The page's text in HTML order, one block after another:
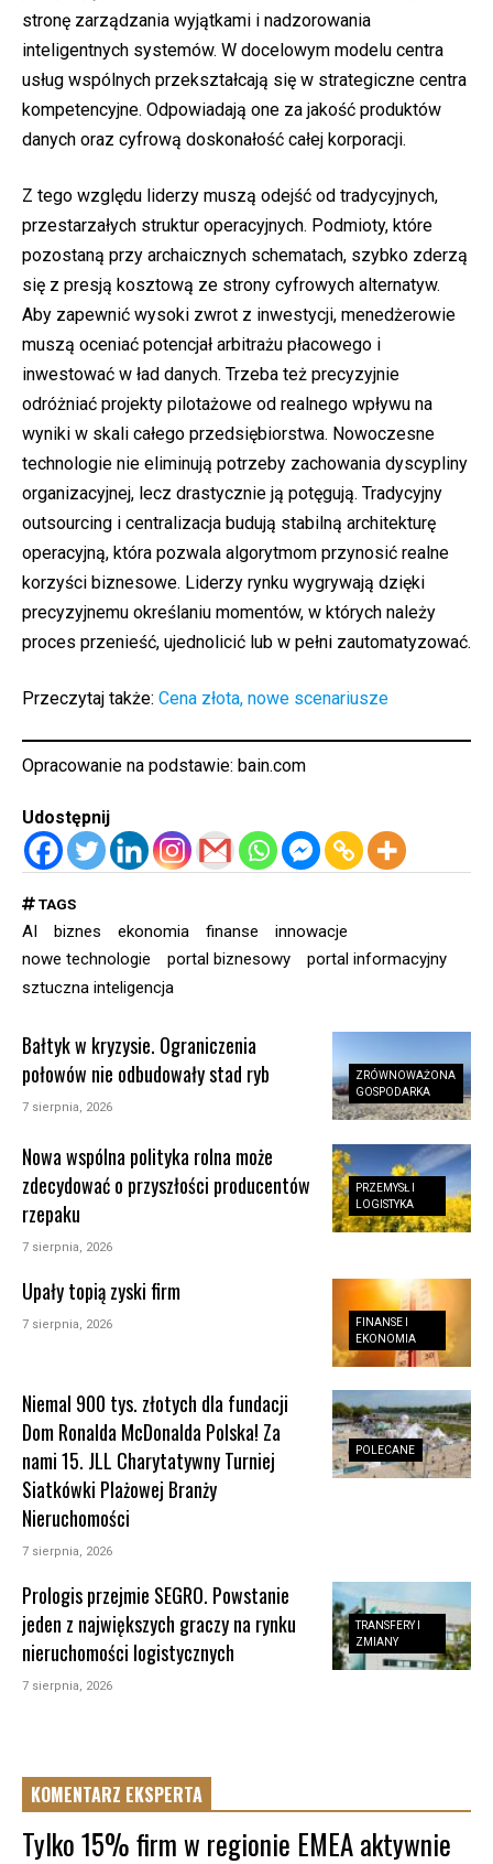
stronę zarządzania wyjątkami i nadzorowania
inteligentnych systemów. W docelowym modelu centra
usług wspólnych przekształcają się w strategiczne centra
kompetencyjne. Odpowiadają one za jakość produktów
danych oraz cyfrową doskonałość całej korporacji.
Z tego względu liderzy muszą odejść od tradycyjnych,
przestarzałych struktur operacyjnych. Podmioty, które
pozostaną przy archaicznych schematach, szybko zderzą
się z presją kosztową ze strony cyfrowych alternatyw.
Aby zapewnić wysoki zwrot z inwestycji, menedżerowie
muszą oceniać potencjał arbitrażu płacowego i
inwestować w ład danych. Trzeba też precyzyjnie
odróżniać projekty pilotażowe od realnego wpływu na
wyniki w skali całego przedsiębiorstwa. Nowoczesne
technologie nie eliminują potrzeby zachowania dyscypliny
organizacyjnej, lecz drastycznie ją potęgują. Tradycyjny
outsourcing i centralizacja budują stabilną architekturę
operacyjną, która pozwala algorytmom przynosić realne
korzyści biznesowe. Liderzy rynku wygrywają dzięki
precyzyjnemu określaniu momentów, w których należy
proces przenieść, ujednolicić lub w pełni zautomatyzować.
Przeczytaj także: Cena złota, nowe scenariusze
Opracowanie na podstawie: bain.com
Udostępnij
TAGS
AI biznes ekonomia finanse
innowacje
nowe technologie
portal biznesowy
portal informacyjny
sztuczna inteligencja
ZRÓWNOWAŻONA
GOSPODARKA
Bałtyk w kryzysie. Ograniczenia
połowów nie odbudowały stad ryb
7 sierpnia, 2026
PRZEMYSŁ I
LOGISTYKA
Nowa wspólna polityka rolna może
zdecydować o przyszłości producentów
rzepaku
7 sierpnia, 2026
FINANSE I
EKONOMIA
Upały topią zyski firm
7 sierpnia, 2026
POLECANE
Niemal 900 tys. złotych dla fundacji
Dom Ronalda McDonalda Polska! Za
nami 15. JLL Charytatywny Turniej
Siatkówki Plażowej Branży
Nieruchomości
7 sierpnia, 2026
TRANSFERY I
ZMIANY
Prologis przejmie SEGRO. Powstanie
jeden z największych graczy na rynku
nieruchomości logistycznych
7 sierpnia, 2026
KOMENTARZ EKSPERTA
Tylko 15% firm w regionie EMEA aktywnie